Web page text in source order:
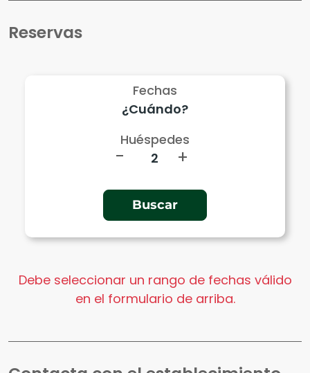
Reservas
Fechas
Huéspedes
- +
Debe seleccionar un rango de fechas válido
en el formulario de arriba.